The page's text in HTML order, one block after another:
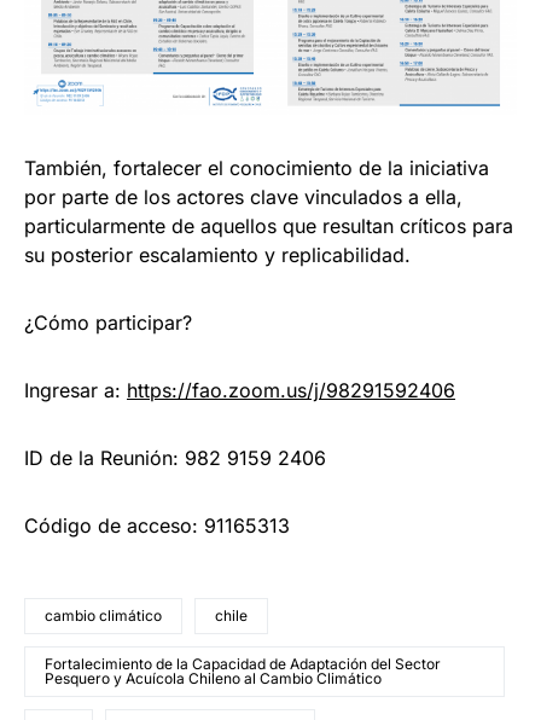
También, fortalecer el conocimiento de la iniciativa
por parte de los actores clave vinculados a ella,
particularmente de aquellos que resultan críticos para
su posterior escalamiento y replicabilidad.
¿Cómo participar?
Ingresar a: https://fao.zoom.us/j/98291592406
ID de la Reunión: 982 9159 2406
Código de acceso: 91165313
cambio climático chile
Fortalecimiento de la Capacidad de Adaptación del Sector
Pesquero y Acuícola Chileno al Cambio Climático